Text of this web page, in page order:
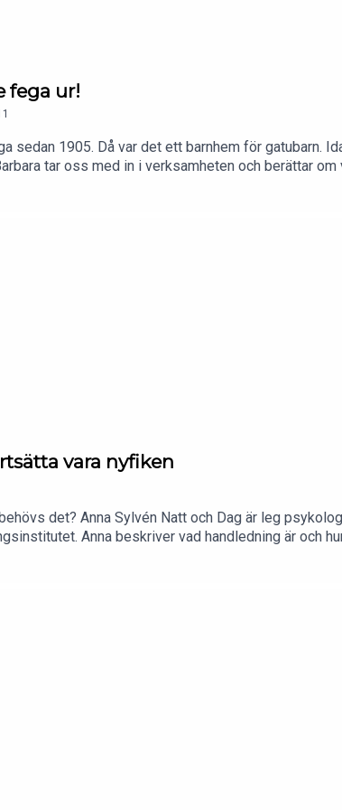
fega ur!
sedan 1905. Då var det ett barnhem för gatubarn.
tar oss med in i verksamheten och berättar
och snäll.
vara nyfiken
det? Anna Sylvén Natt och Dag är leg
Anna beskriver vad handledning är och
tvivel också går att förstå som kompetens och
barn- och unga.